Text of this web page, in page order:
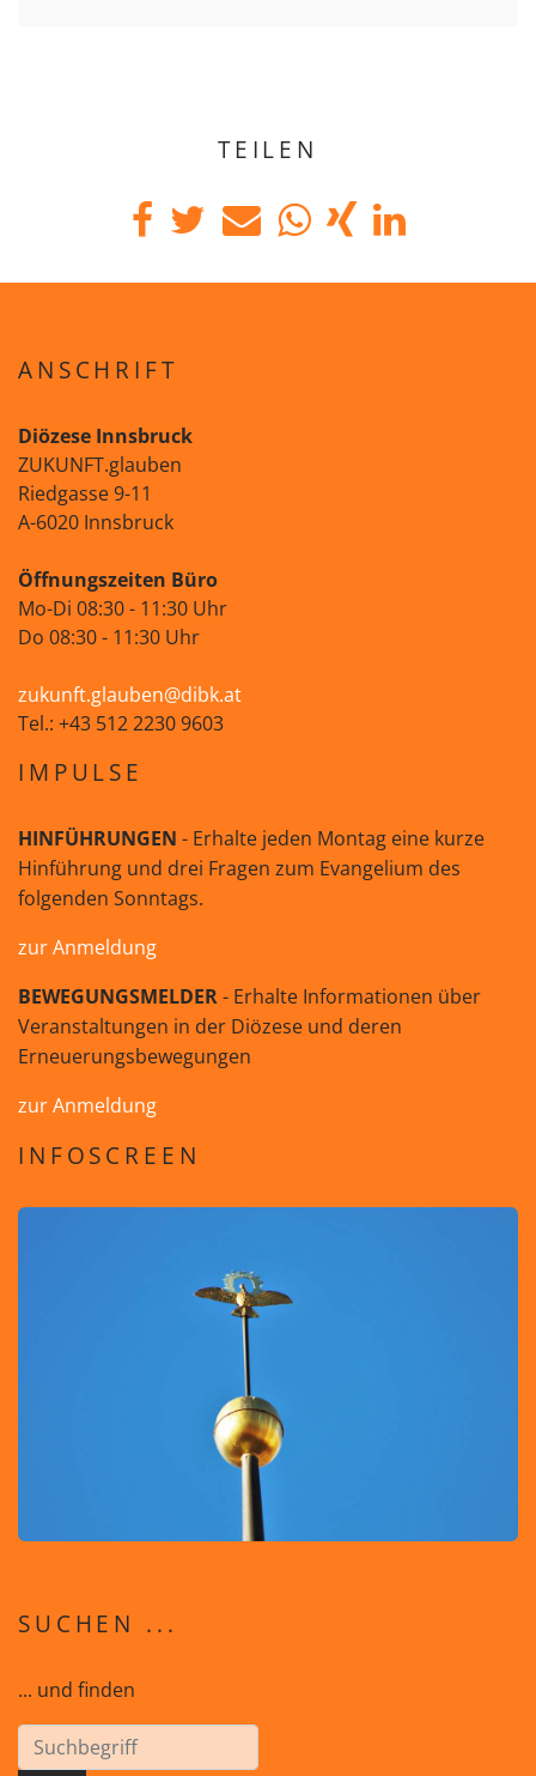
TEILEN
ANSCHRIFT
Diözese Innsbruck
ZUKUNFT.glauben
Riedgasse 9-11
A-6020 Innsbruck
Öffnungszeiten Büro
Mo-Di 08:30 - 11:30 Uhr
Do 08:30 - 11:30 Uhr
zukunft.glauben@dibk.at
Tel.: +43 512 2230 9603
IMPULSE
HINFÜHRUNGEN - Erhalte jeden Montag eine kurze
Hinführung und drei Fragen zum Evangelium des
folgenden Sonntags.
zur Anmeldung
BEWEGUNGSMELDER- Erhalte Informationen über
Veranstaltungen in der Diözese und deren
Erneuerungsbewegungen
zur Anmeldung
INFOSCREEN
SUCHEN ...
... und finden